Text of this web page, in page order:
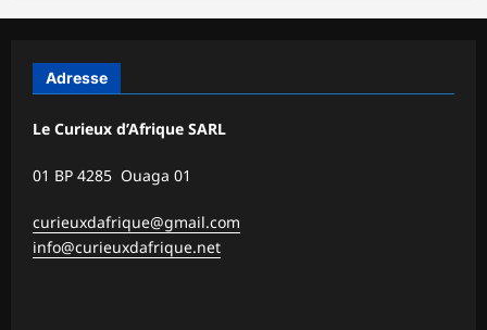
Adresse
Le Curieux d’Afrique SARL
01 BP 4285 Ouaga 01
curieuxdafrique@gmail.com
info@curieuxdafrique.net